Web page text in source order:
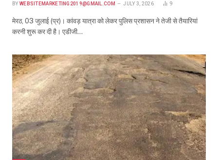
BY WEBSITEMARKETING2019@GMAIL.COM JULY 3, 2026 9
मेरठ, 03 जुलाई (प्र)। कांवड़ यात्रा को लेकर पुलिस प्रशासन ने तेजी से तैयारियां
करनी शुरू कर दी है। एडीजी…